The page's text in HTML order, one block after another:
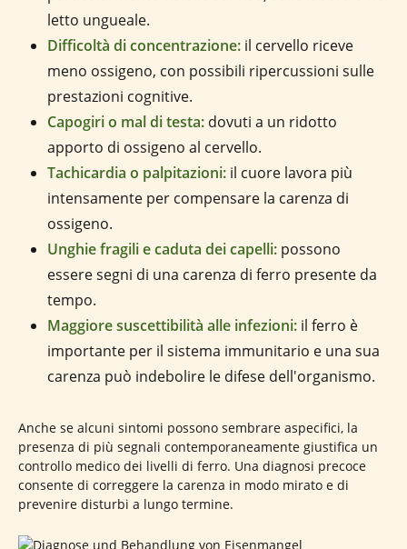
letto ungueale.
Difficoltà di concentrazione: il cervello riceve
meno ossigeno, con possibili ripercussioni sulle
prestazioni cognitive.
Capogiri o mal di testa: dovuti a un ridotto
apporto di ossigeno al cervello.
Tachicardia o palpitazioni: il cuore lavora più
intensamente per compensare la carenza di
ossigeno.
Unghie fragili e caduta dei capelli: possono
essere segni di una carenza di ferro presente da
tempo.
Maggiore suscettibilità alle infezioni: il ferro è
importante per il sistema immunitario e una sua
carenza può indebolire le difese dell'organismo.
Anche se alcuni sintomi possono sembrare aspecifici, la
presenza di più segnali contemporaneamente giustifica un
controllo medico dei livelli di ferro. Una diagnosi precoce
consente di correggere la carenza in modo mirato e di
prevenire disturbi a lungo termine.